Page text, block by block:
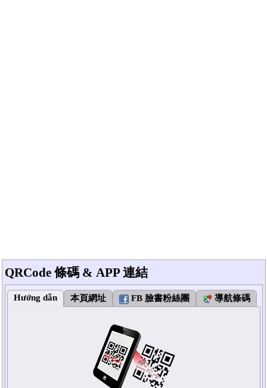
QRCode 條碼 & APP 連結
Hướng dẫn 本頁網址 FB 臉書粉絲團 導航條碼